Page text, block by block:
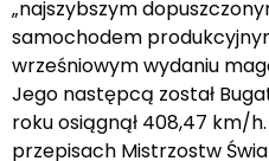
„najszybszym
samochodem
wrześniowym wydaniu
Jego następcą został
roku osiągnął 408,47 km/
przepisach Mistrzostw